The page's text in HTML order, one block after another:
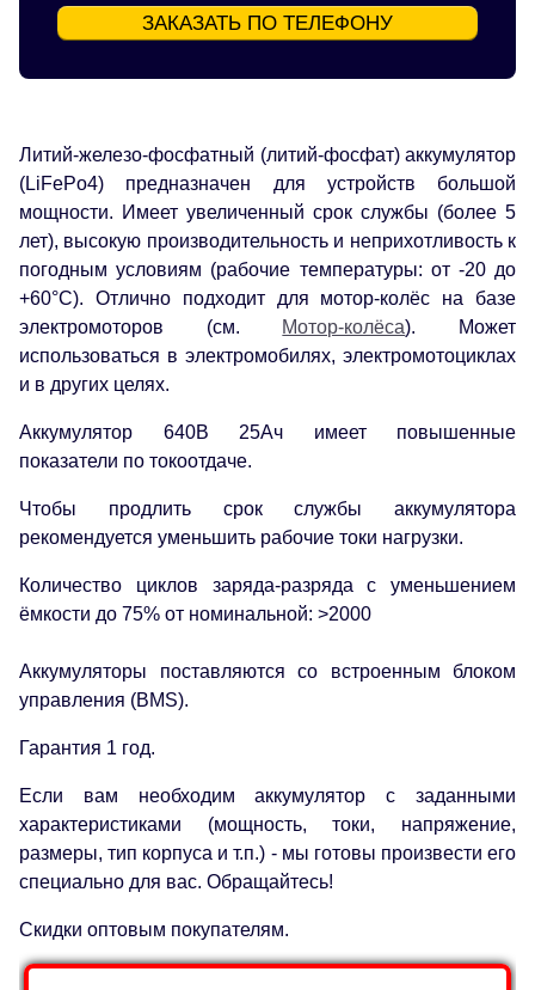
ЗАКАЗАТЬ ПО ТЕЛЕФОНУ
Литий-железо-фосфатный (литий-фосфат) аккумулятор
(LiFePo4) предназначен для устройств большой
мощности. Имеет увеличенный срок службы (более 5
лет), высокую производительность и неприхотливость к
погодным условиям (рабочие температуры: от -20 до
+60°С). Отлично подходит для мотор-колёс на базе
электромоторов (см. Мотор-колёса). Может
использоваться в электромобилях, электромотоциклах
и в других целях.
Аккумулятор 640В 25Ач имеет повышенные
показатели по токоотдаче.
Чтобы продлить срок службы аккумулятора
рекомендуется уменьшить рабочие токи нагрузки.
Количество циклов заряда-разряда с уменьшением
ёмкости до 75% от номинальной: >2000
Аккумуляторы поставляются со встроенным блоком
управления (BMS).
Гарантия 1 год.
Если вам необходим аккумулятор с заданными
характеристиками (мощность, токи, напряжение,
размеры, тип корпуса и т.п.) - мы готовы произвести его
специально для вас. Обращайтесь!
Скидки оптовым покупателям.